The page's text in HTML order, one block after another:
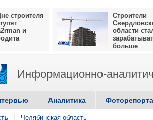
строителя
и
Строители
области
больше
Информационно-
Аналитика
Челябинская область